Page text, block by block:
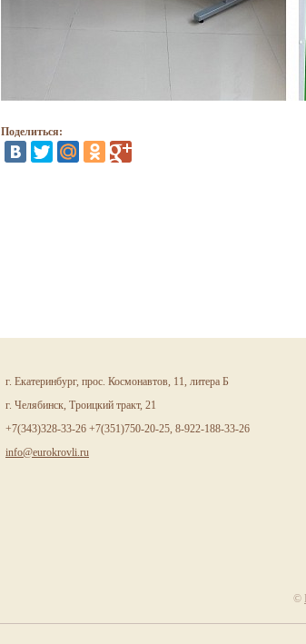
Поделиться:
г. Екатеринбург, прос. Космонавтов, 11, литера Б
г. Челябинск, Троицкий тракт, 21
+7(343)328-33-26 +7(351)750-20-25, 8-922-188-33-26
info@eurokrovli.ru
©